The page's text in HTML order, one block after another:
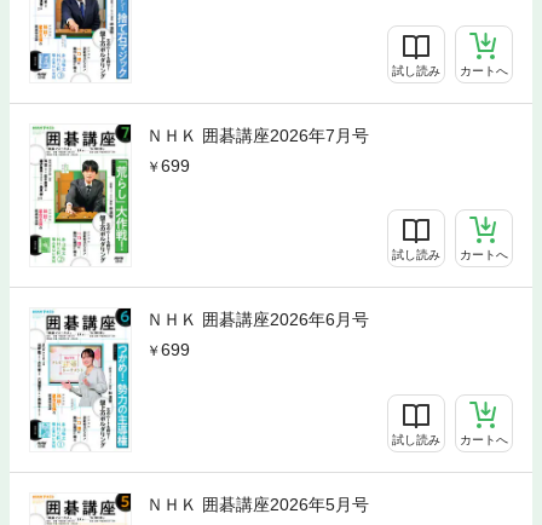
試し読み カートへ
ＮＨＫ 囲碁講座2026年7月号
699
試し読み カートへ
ＮＨＫ 囲碁講座2026年6月号
699
試し読み カートへ
ＮＨＫ 囲碁講座2026年5月号